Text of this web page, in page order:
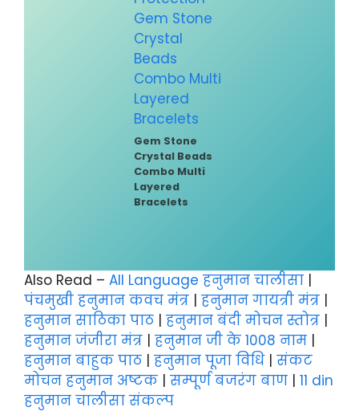
Gem Stone
Crystal Beads
Combo Multi
Layered
Bracelets
Also Read – All Language हनुमान चालीसा |
पंचमुखी हनुमान कवच मंत्र | हनुमान गायत्री मंत्र |
हनुमान साठिका पाठ | हनुमान बंदी मोचन स्तोत्र |
हनुमान जंजीरा मंत्र | हनुमान जी के 1008 नाम |
हनुमान बाहुक पाठ | हनुमान पूजा विधि| संकट
मोचन हनुमान अष्टक | सम्पूर्ण बजरंग बाण | 11 din
हनुमान चालीसा संकल्प